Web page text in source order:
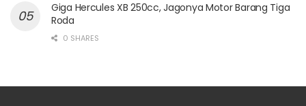
Giga Hercules XB 250cc, Jagonya Motor Barang Tiga
Roda
0 SHARES